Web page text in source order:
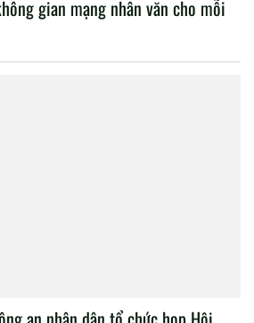
gian mạng nhân văn cho mỗi